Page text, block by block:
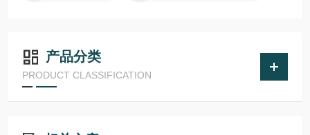
产品分类
PRODUCT CLASSIFICATION